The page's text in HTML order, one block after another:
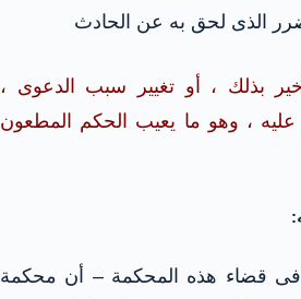
الذى لحق به عن الحادث
بذلك ، أو تغيير سبب الدعوى ،
، وهو ما يعيب الحكم المطعون
فى قضاء هذه المحكمة – أن محكمة